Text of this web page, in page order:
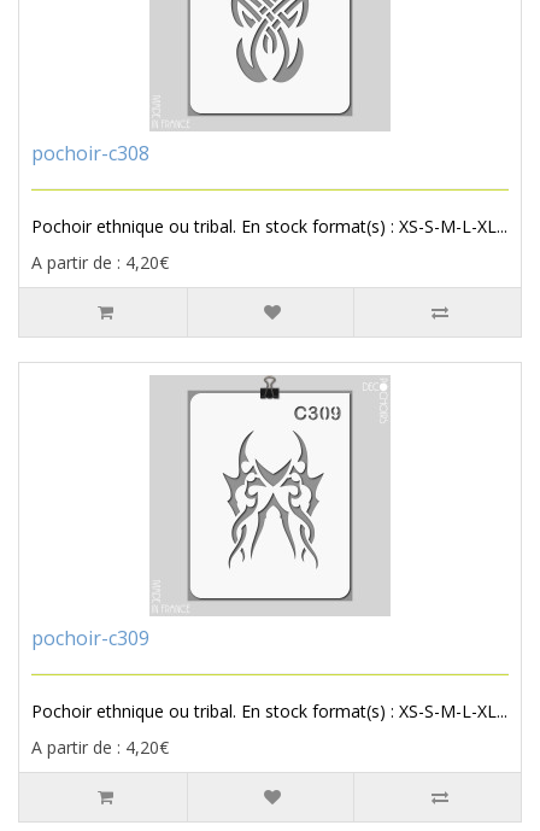
pochoir-c308
Pochoir ethnique ou tribal. En stock format(s) : XS-S-M-L-XL...
A partir de : 4,20€
pochoir-c309
Pochoir ethnique ou tribal. En stock format(s) : XS-S-M-L-XL...
A partir de : 4,20€